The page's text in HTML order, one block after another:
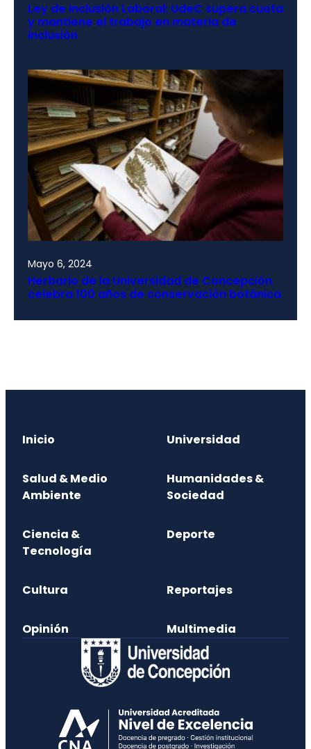
Ley de Inclusión Laboral: UdeC supera cuota
y mantiene el trabajo en materia de
inclusión
Mayo 6, 2024
Herbario de la Universidad de Concepción
celebra 100 años de conservación botánica
Inicio Universidad
Salud & Medio
Ambiente
Humanidades &
Sociedad
Ciencia &
Tecnología
Deporte
Cultura Reportajes
Opinión Multimedia